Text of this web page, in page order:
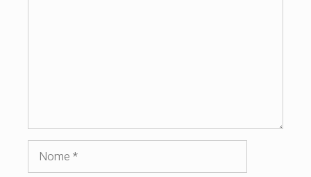
Nome